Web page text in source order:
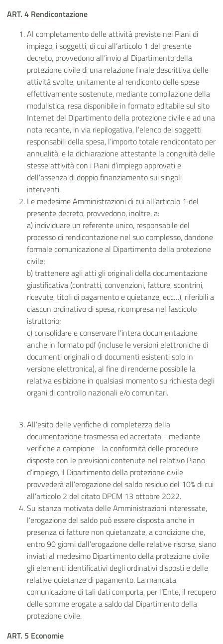
ART. 4 Rendicontazione
Al completamento delle attività previste nei Piani di
impiego, i soggetti, di cui all’articolo 1 del presente
decreto, provvedono all’invio al Dipartimento della
protezione civile di una relazione finale descrittiva delle
attività svolte, unitamente al rendiconto delle spese
effettivamente sostenute, mediante compilazione della
modulistica, resa disponibile in formato editabile sul sito
Internet del Dipartimento della protezione civile e ad una
nota recante, in via riepilogativa, l’elenco dei soggetti
responsabili della spesa, l’importo totale rendicontato per
annualità, e la dichiarazione attestante la congruità delle
stesse attività con i Piani d’impiego approvati e
dell’assenza di doppio finanziamento sui singoli
interventi.
Le medesime Amministrazioni di cui all’articolo 1 del
presente decreto, provvedono, inoltre, a:
a) individuare un referente unico, responsabile del
processo di rendicontazione nel suo complesso, dandone
formale comunicazione al Dipartimento della protezione
civile;
b) trattenere agli atti gli originali della documentazione
giustificativa (contratti, convenzioni, fatture, scontrini,
ricevute, titoli di pagamento e quietanze, ecc…), riferibili a
ciascun ordinativo di spesa, ricompresa nel fascicolo
istruttorio;
c) consolidare e conservare l’intera documentazione
anche in formato pdf (incluse le versioni elettroniche di
documenti originali o di documenti esistenti solo in
versione elettronica), al fine di renderne possibile la
relativa esibizione in qualsiasi momento su richiesta degli
organi di controllo nazionali e/o comunitari.
All’esito delle verifiche di completezza della
documentazione trasmessa ed accertata - mediante
verifiche a campione - la conformità delle procedure
disposte con le previsioni contenute nel relativo Piano
d’impiego, il Dipartimento della protezione civile
provvederà all’erogazione del saldo residuo del 10% di cui
all’articolo 2 del citato DPCM 13 ottobre 2022.
Su istanza motivata delle Amministrazioni interessate,
l’erogazione del saldo può essere disposta anche in
presenza di fatture non quietanzate, a condizione che,
entro 90 giorni dall’erogazione delle relative risorse, siano
inviati al medesimo Dipartimento della protezione civile
gli elementi identificativi degli ordinativi disposti e delle
relative quietanze di pagamento. La mancata
comunicazione di tali dati comporta, per l’Ente, il recupero
delle somme erogate a saldo dal Dipartimento della
protezione civile.
ART. 5 Economie